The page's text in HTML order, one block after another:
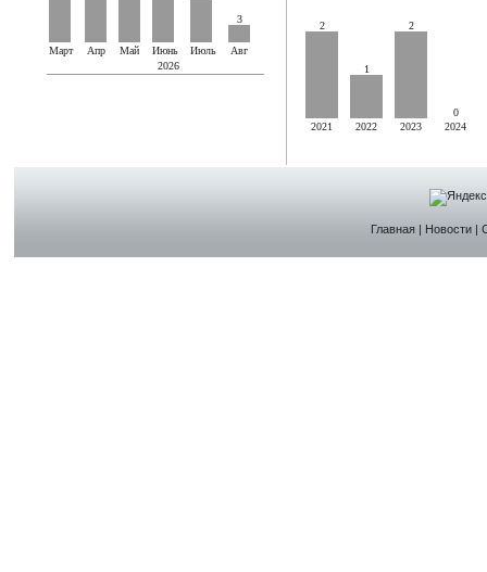
3
Март Апр Май Июнь Июль
Авг
2026
2
1
2
0
2021
2022 2023 2024
Главная| Новости|